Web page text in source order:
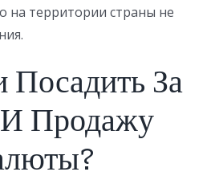
на территории страны не
За
Продажу